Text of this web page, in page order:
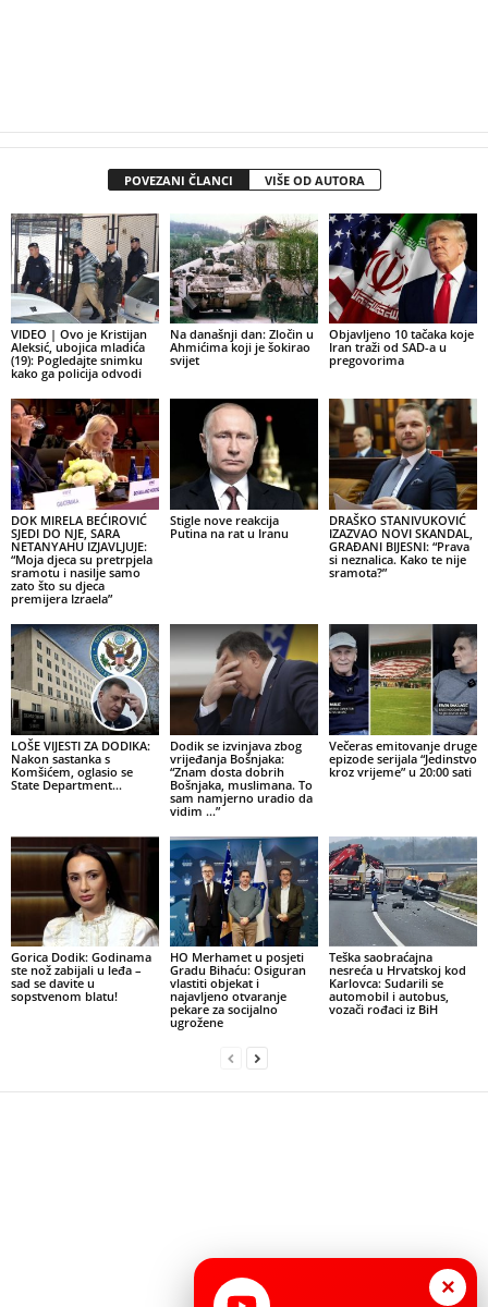
POVEZANI ČLANCI VIŠE OD AUTORA
VIDEO | Ovo je Kristijan
Aleksić, ubojica mladića
(19): Pogledajte snimku
kako ga policija odvodi
Na današnji dan: Zločin u
Ahmićima koji je šokirao
svijet
Objavljeno 10 tačaka koje
Iran traži od SAD-a u
pregovorima
DOK MIRELA BEĆIROVIĆ
SJEDI DO NJE, SARA
NETANYAHU IZJAVLJUJE:
“Moja djeca su pretrpjela
sramotu i nasilje samo
zato što su djeca
premijera Izraela”
Stigle nove reakcija
Putina na rat u Iranu
DRAŠKO STANIVUKOVIĆ
IZAZVAO NOVI SKANDAL,
GRAĐANI BIJESNI: “Prava
si neznalica. Kako te nije
sramota?”
LOŠE VIJESTI ZA DODIKA:
Nakon sastanka s
Komšićem, oglasio se
State Department…
Dodik se izvinjava zbog
vrijeđanja Bošnjaka:
“Znam dosta dobrih
Bošnjaka, muslimana. To
sam namjerno uradio da
vidim …”
Večeras emitovanje druge
epizode serijala “Jedinstvo
kroz vrijeme” u 20:00 sati
Gorica Dodik: Godinama
ste nož zabijali u leđa –
sad se davite u
sopstvenom blatu!
HO Merhamet u posjeti
Gradu Bihaću: Osiguran
vlastiti objekat i
najavljeno otvaranje
pekare za socijalno
ugrožene
Teška saobraćajna
nesreća u Hrvatskoj kod
Karlovca: Sudarili se
automobil i autobus,
vozači rođaci iz BiH
×